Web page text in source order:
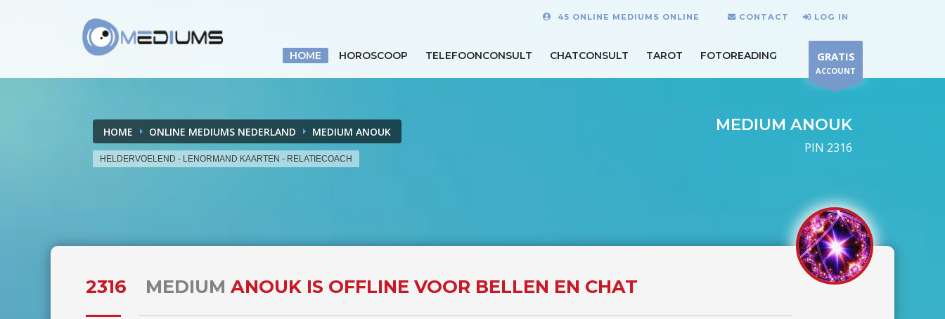
45 ONLINE MEDIUMS ONLINE CONTACT LOG IN
HOME HOROSCOOP TELEFOONCONSULT CHATCONSULT TAROT FOTOREADING GRATIS
ACCOUNT
HOME ONLINE MEDIUMS NEDERLAND MEDIUM ANOUK
HELDERVOELEND - LENORMAND KAARTEN - RELATIECOACH
MEDIUM ANOUK
PIN 2316
2316 MEDIUM ANOUK IS OFFLINE VOOR BELLEN EN CHAT